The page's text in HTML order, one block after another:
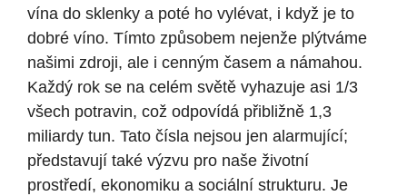
vína do⁤ sklenky a poté ho vylévat, i když je to
dobré⁢ víno. Tímto způsobem nejenže plýtváme
našimi⁢ zdroji, ale ⁤i cenným časem a námahou.
Každý rok se‍ na celém světě vyhazuje asi 1/3
všech⁤ potravin, ‌což odpovídá přibližně ⁣1,3
miliardy tun. ‌Tato‌ čísla nejsou jen ‍alarmující;
představují také⁣ výzvu ‌pro ⁣naše životní
⁤prostředí,⁤ ekonomiku a sociální strukturu. Je